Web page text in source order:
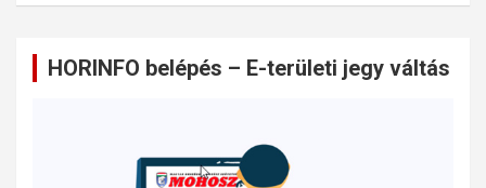
HORINFO belépés – E-területi jegy váltás